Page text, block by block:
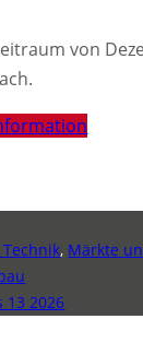
von
, Märkte
13 2026